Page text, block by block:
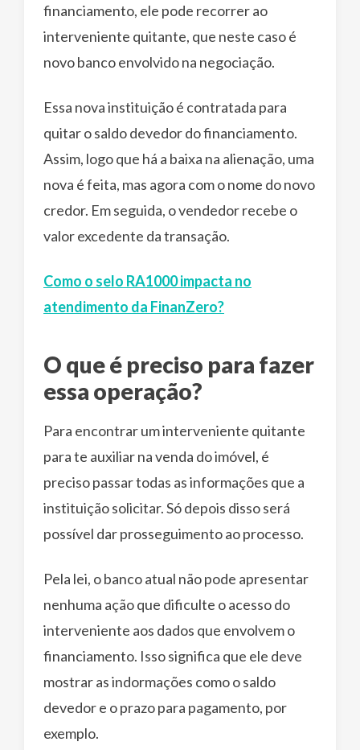
financiamento, ele pode recorrer ao
interveniente quitante, que neste caso é
novo banco envolvido na negociação.
Essa nova instituição é contratada para
quitar o saldo devedor do financiamento.
Assim, logo que há a baixa na alienação, uma
nova é feita, mas agora com o nome do novo
credor. Em seguida, o vendedor recebe o
valor excedente da transação.
Como o selo RA1000 impacta no
atendimento da FinanZero?
O que é preciso para fazer
essa operação?
Para encontrar um interveniente quitante
para te auxiliar na venda do imóvel, é
preciso passar todas as informações que a
instituição solicitar. Só depois disso será
possível dar prosseguimento ao processo.
Pela lei, o banco atual não pode apresentar
nenhuma ação que dificulte o acesso do
interveniente aos dados que envolvem o
financiamento. Isso significa que ele deve
mostrar as indormações como o saldo
devedor e o prazo para pagamento, por
exemplo.